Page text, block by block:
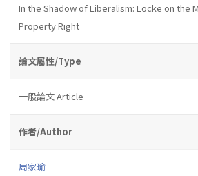
In the Shadow of Liberalism: Locke on the
Property Right
論文屬性/Type
一般論文 Article
作者/Author
周家瑜